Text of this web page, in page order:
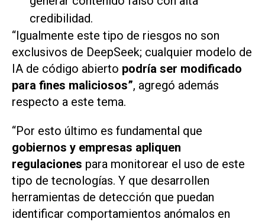
credibilidad.
“Igualmente este tipo de riesgos no son
exclusivos de DeepSeek; cualquier modelo de
IA de código abierto podría ser modificado
para fines maliciosos”, agregó además
respecto a este tema.
“Por esto último es fundamental que
gobiernos y empresas apliquen
regulaciones para monitorear el uso de este
tipo de tecnologías. Y que desarrollen
herramientas de detección que puedan
identificar comportamientos anómalos en